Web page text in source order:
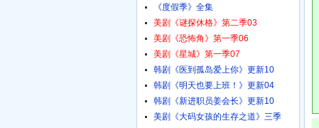
《度假季》全集
美剧《谜探休格》第二季03
美剧《恐怖角》第一季06
美剧《星城》第一季07
韩剧《医到孤岛爱上你》更新10
韩剧《明天也要上班！》更新04
韩剧《新进职员姜会长》更新10
美剧《大码女孩的生存之道》三季